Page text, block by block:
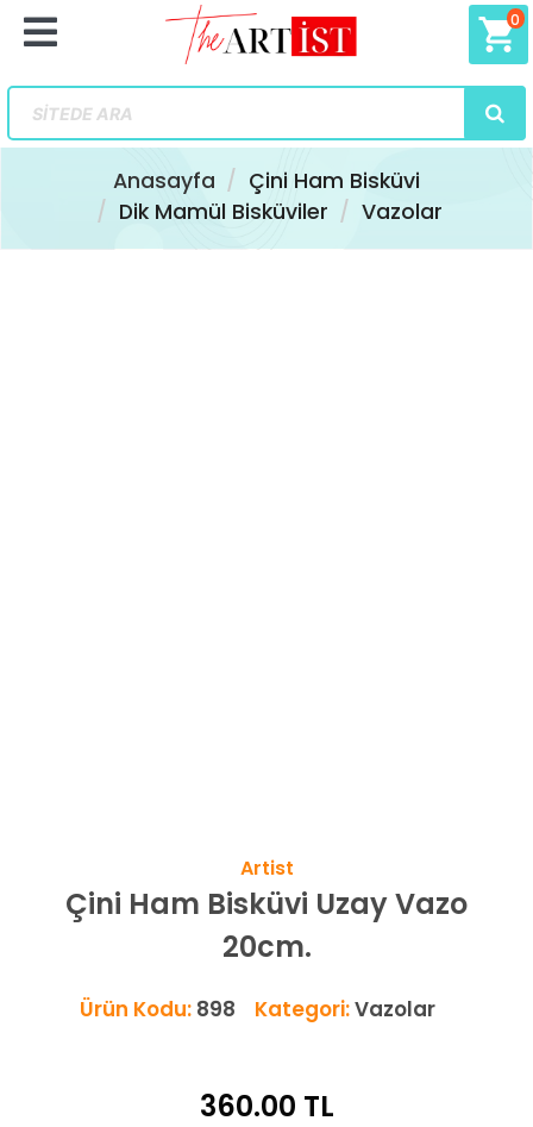
shopping_cart
0
Anasayfa
Çini Ham Bisküvi
Dik Mamül Bisküviler
Vazolar
Artist
Çini Ham Bisküvi Uzay Vazo
20cm.
Ürün Kodu: 898 Kategori:Vazolar
360.00 TL